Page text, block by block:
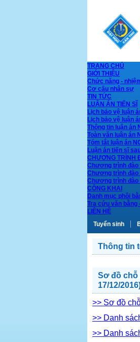
TRANG CHỦ
GIỚI THIỆU
Chức năng -
Cơ cấu nhân sự
TIN TỨC
LUẬN ÁN TIẾN SĨ
Lịch bảo vệ luận
Lịch bảo vệ luận
Thông tin luận án
Toàn văn luận án
Tóm tắt luận án
Luận án tiến sĩ
CHƯƠNG TRÌNH
Chương trình đào
Chương trình đào
Chương trình đào
CÔNG KHAI
Danh mục phôi
Tra cứu văn bằng
LIÊN HỆ
Tuyển sinh
Thông tin
Sơ đồ chỗ
17/12/
>> Sơ đồ
>> Danh
>> Danh